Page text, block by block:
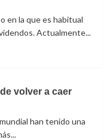
en la que es habitual
Actualmente...
volver a caer
han tenido una